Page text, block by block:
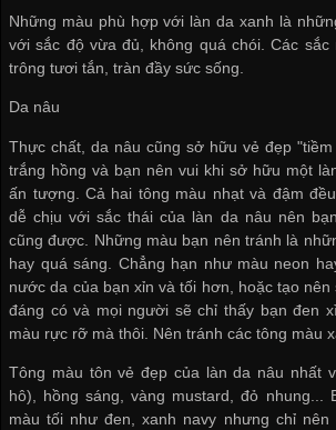
Những màu phù hợp với làn da xanh là
với sắc độ vừa đủ, không quá chói. Các sắc
trông tươi tắn, tràn đầy sức sống.
Da nâu
Thực chất, da nâu cũng sở hữu vẻ đẹp
trắng hồng và bạn nên vui khi sở hữu một
ấn tượng. Cả hai tông màu nhạt và đậm
dễ chịu với sắc thái của làn da nâu nên
cũng được. Những màu bạn nên tránh là
hay quá sáng. Chẳng hạn như màu neon
nước da của bạn xỉn và tối hơn, hoặc tạo
đáng có và mọi người sẽ chỉ thấy bạn đen
màu rực rỡ mà thôi. Nên tránh các tông màu
Tông màu tôn vẻ đẹp của làn da nâu nhất
hô), hồng sáng, vàng mustard, đỏ nhung...
màu tối như đen, xanh navy nhưng chỉ nên